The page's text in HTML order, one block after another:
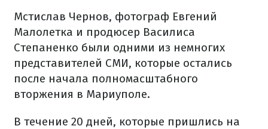
Мстислав Чернов, фотограф Евгений
Малолетка и продюсер Василиса
Степаненко были одними из немногих
представителей СМИ, которые остались
после начала полномасштабного
вторжения в Мариуполе.
В течение 20 дней, которые пришлись на